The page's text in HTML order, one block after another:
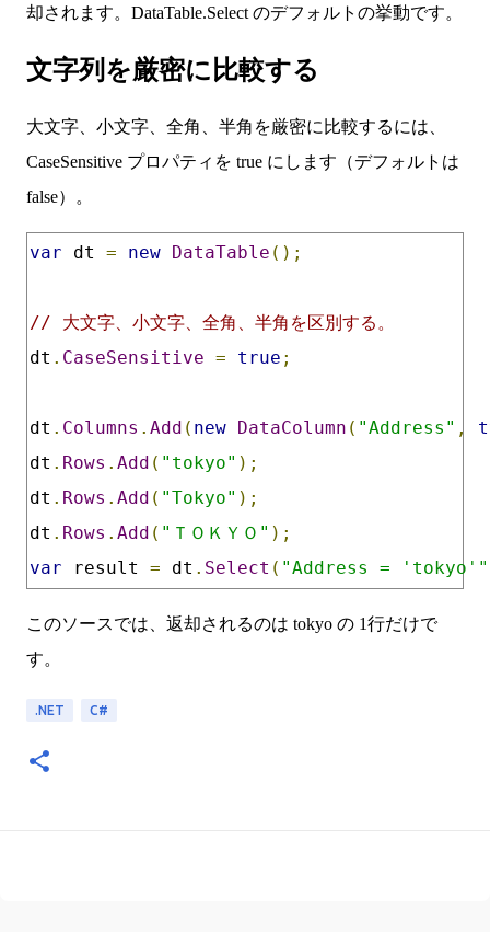
却されます。DataTable.Select のデフォルトの挙動です。
文字列を厳密に比較する
大文字、小文字、全角、半角を厳密に比較するには、
CaseSensitive プロパティを true にします（デフォルトは
false）。
var dt = new DataTable ();
// 大文字、小文字、全角、半角を区別する。
dt . CaseSensitive = true ;
dt . Columns . Add ( new DataColumn ( "Address" ,
dt . Rows . Add ( "tokyo" );
dt . Rows . Add ( "Tokyo" );
dt . Rows . Add ( "ＴＯＫＹＯ" );
var result = dt . Select ( "Address = 'tokyo'"
このソースでは、返却されるのは tokyo の 1行だけで
す。
.NET C#